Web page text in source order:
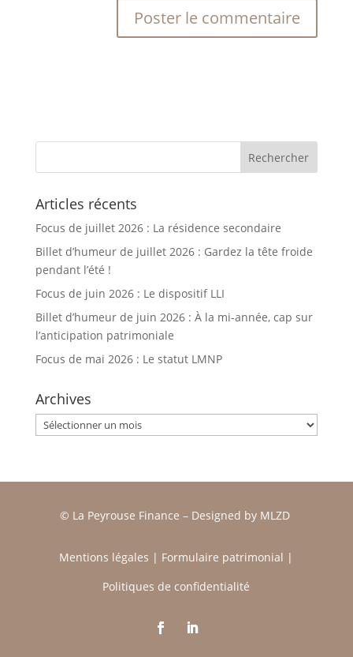
Articles récents
Focus de juillet 2026 : La résidence secondaire
Billet d’humeur de juillet 2026 : Gardez la tête froide
pendant l’été !
Focus de juin 2026 : Le dispositif LLI
Billet d’humeur de juin 2026 : À la mi-année, cap sur
l’anticipation patrimoniale
Focus de mai 2026 : Le statut LMNP
Archives
Archives
© La Peyrouse Finance –Designed by MLZD
Mentions légales | Formulaire patrimonial |
Politiques de confidentialité